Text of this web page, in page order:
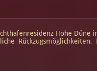
Hohe Düne